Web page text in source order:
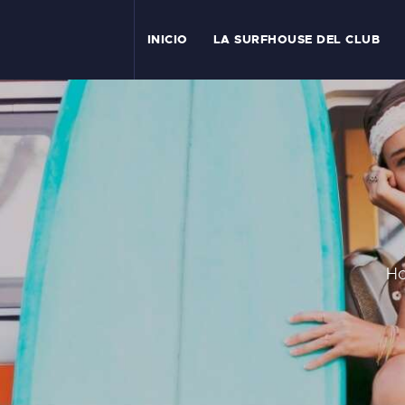
INICIO LA SURFHOUSE DEL CLUB